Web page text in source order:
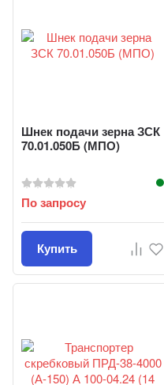
Шнек подачи зерна ЗСК
70.01.050Б (МПО)
По запросу
Купить